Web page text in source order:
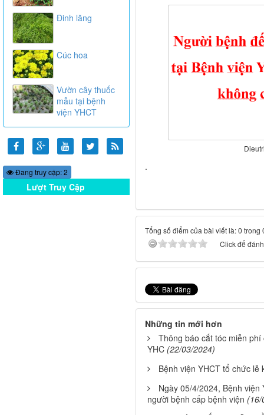
.
Tổng số điểm của bài viết là: 0 trong
Click để
Những tin mới hơn
Thông báo cắt tóc miễn
YHC (22/03/2024)
Bệnh viện YHCT tổ chức lễ
Ngày 05/4/2024, Bệnh
người bệnh cấp bệnh viện
Đinh lăng
Cúc hoa
Vườn cây thuốc
mẫu tại bệnh
viện YHCT
Đang truy cập: 2
Lượt Truy Cập
Online